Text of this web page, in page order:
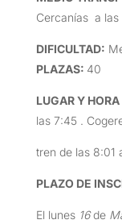
Cercanías a las
DIFICULTAD:
PLAZAS: 40
LUGAR Y
las 7:45 .
tren de las 8:01
PLAZO DE
El lunes 16de